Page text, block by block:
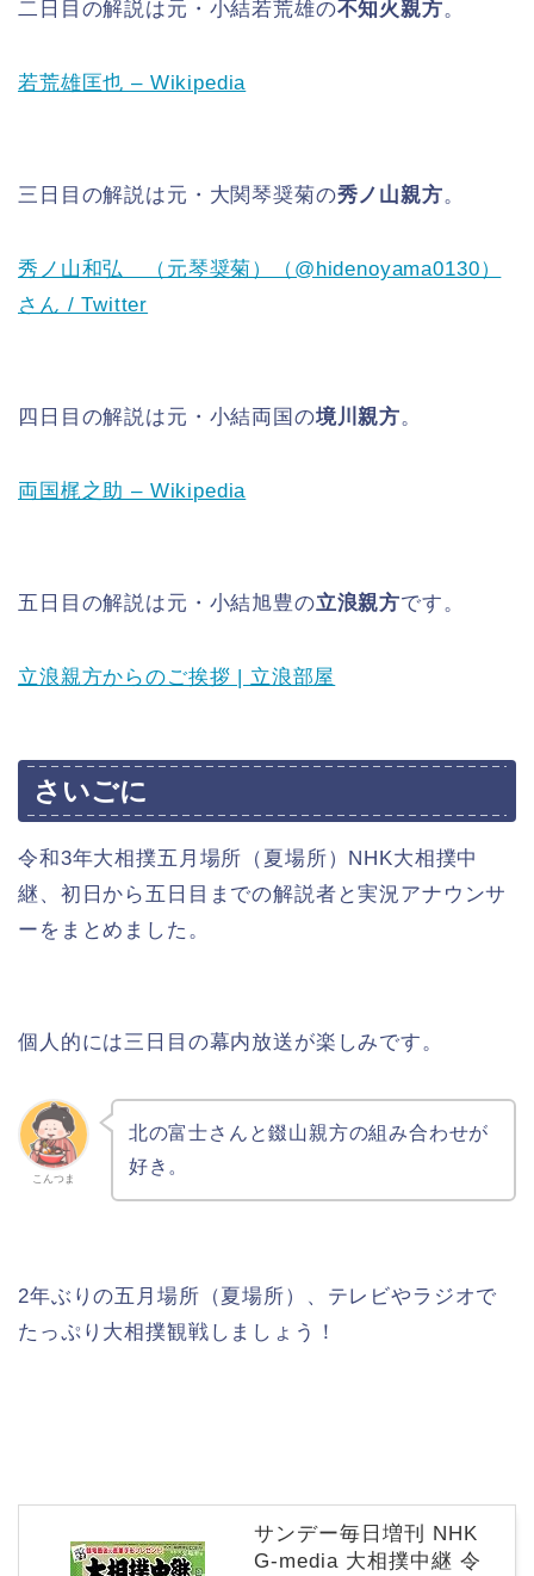
二日目の解説は元・小結若荒雄の不知火親方。
若荒雄匡也 – Wikipedia
三日目の解説は元・大関琴奨菊の秀ノ山親方。
秀ノ山和弘 （元琴奨菊）（@hidenoyama0130）
さん / Twitter
四日目の解説は元・小結両国の境川親方。
両国梶之助 – Wikipedia
五日目の解説は元・小結旭豊の立浪親方です。
立浪親方からのご挨拶 | 立浪部屋
さいごに
令和3年大相撲五月場所（夏場所）NHK大相撲中
継、初日から五日目までの解説者と実況アナウンサ
ーをまとめました。
個人的には三日目の幕内放送が楽しみです。
こんつま
北の富士さんと錣山親方の組み合わせが
好き。
2年ぶりの五月場所（夏場所）、テレビやラジオで
たっぷり大相撲観戦しましょう！
サンデー毎日増刊 NHK
G-media 大相撲中継 令